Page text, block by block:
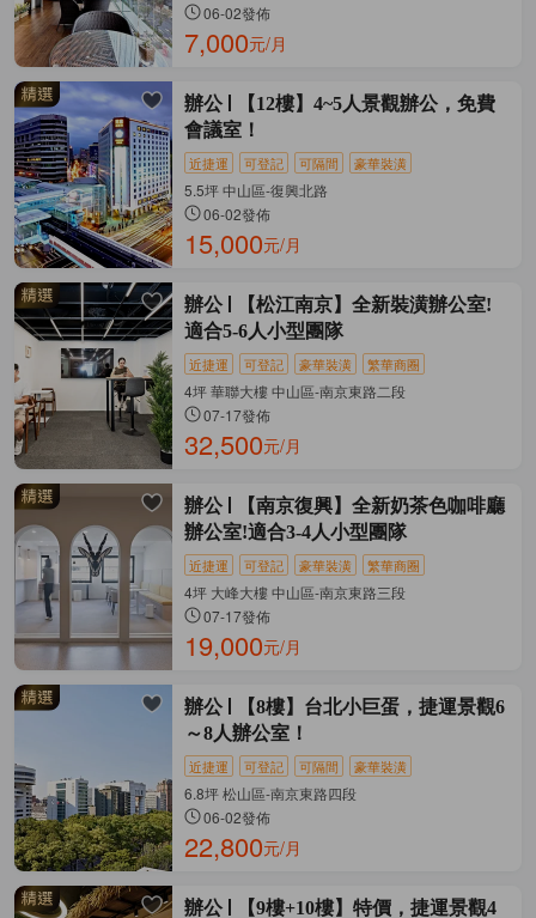
06-02發佈
7,000元/月
辦公
【12樓】4~5人景觀辦公，免費
會議室！
近捷運 可登記 可隔間 豪華裝潢
5.5坪 中山區-復興北路
06-02發佈
15,000元/月
辦公
【松江南京】全新裝潢辦公室!
適合5-6人小型團隊
近捷運 可登記 豪華裝潢 繁華商圈
4坪 華聯大樓 中山區-南京東路二段
07-17發佈
32,500元/月
辦公
【南京復興】全新奶茶色咖啡廳
辦公室!適合3-4人小型團隊
近捷運 可登記 豪華裝潢 繁華商圈
4坪 大峰大樓 中山區-南京東路三段
07-17發佈
19,000元/月
辦公
【8樓】台北小巨蛋，捷運景觀6
～8人辦公室！
近捷運 可登記 可隔間 豪華裝潢
6.8坪 松山區-南京東路四段
06-02發佈
22,800元/月
辦公
【9樓+10樓】特價，捷運景觀4